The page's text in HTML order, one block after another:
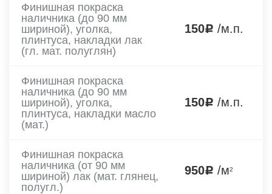
Финишная покраска
наличника (до 90 мм
шириной), уголка,
плинтуса, накладки лак
(гл. мат. полуглян)
150 /м.п.
Финишная покраска
наличника (до 90 мм
шириной), уголка,
плинтуса, накладки масло
(мат.)
150 /м.п.
Финишная покраска
наличника (от 90 мм
шириной) лак (мат. глянец,
полугл.)
950 /м2